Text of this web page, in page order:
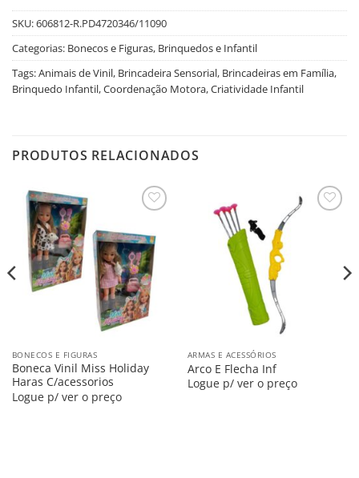
SKU:606812-R.PD4720346/11090
Categorias: Bonecos e Figuras, Brinquedos e Infantil
Tags:Animais de Vinil, Brincadeira Sensorial, Brincadeiras em Família,
Brinquedo Infantil,Coordenação Motora,Criatividade Infantil
PRODUTOS RELACIONADOS
na
Lista
BONECOS E FIGURAS
Boneca Vinil Miss Holiday
Haras C/acessorios
Logue p/ ver o preço
ARMAS E ACESSÓRIOS
Arco E Flecha Inf
Logue p/ ver o preço